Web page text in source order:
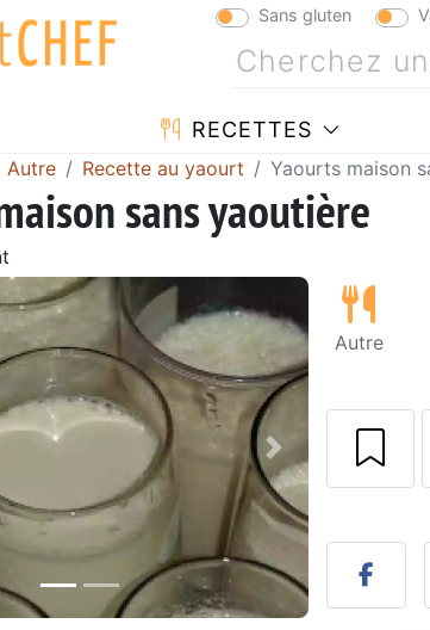
Sans gluten
RECETTES
Autre Recette au yaourt Yaourts maison
sans yaoutière
Suivant
Autre